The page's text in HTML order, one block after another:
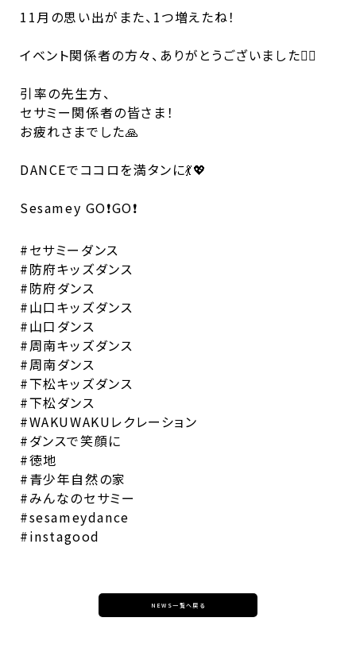
11月の思い出がまた、1つ増えたね！
イベント関係者の方々、ありがとうございました🙇‍♂️
引率の先生方、
セサミー関係者の皆さま！
お疲れさまでした🙏
DANCEでココロを満タンに💃💖
Sesamey GO❗️GO❗️
#セサミーダンス
#防府キッズダンス
#防府ダンス
#山口キッズダンス
#山口ダンス
#周南キッズダンス
#周南ダンス
#下松キッズダンス
#下松ダンス
#WAKUWAKUレクレーション
#ダンスで笑顔に
#徳地
#青少年自然の家
#みんなのセサミー
#sesameydance
#instagood
NEWS一覧へ戻る